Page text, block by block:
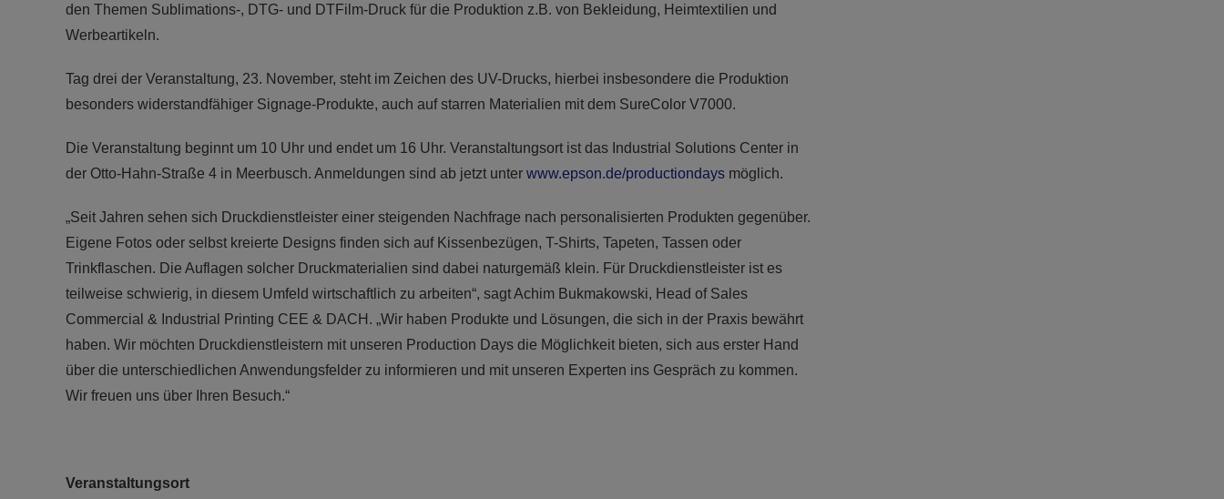
den Themen Sublimations-, DTG- und DTFilm-Druck für die Produktion z.B. von Bekleidung, Heimtextilien und
Werbeartikeln.
Tag drei der Veranstaltung, 23. November, steht im Zeichen des UV-Drucks, hierbei insbesondere die Produktion
besonders widerstandfähiger Signage-Produkte, auch auf starren Materialien mit dem SureColor V7000.
Die Veranstaltung beginnt um 10 Uhr und endet um 16 Uhr. Veranstaltungsort ist das Industrial Solutions Center in
der Otto-Hahn-Straße 4 in Meerbusch. Anmeldungen sind ab jetzt unter www.epson.de/productiondaysmöglich.
„Seit Jahren sehen sich Druckdienstleister einer steigenden Nachfrage nach personalisierten Produkten gegenüber.
Eigene Fotos oder selbst kreierte Designs finden sich auf Kissenbezügen, T-Shirts, Tapeten, Tassen oder
Trinkflaschen. Die Auflagen solcher Druckmaterialien sind dabei naturgemäß klein. Für Druckdienstleister ist es
teilweise schwierig, in diesem Umfeld wirtschaftlich zu arbeiten“, sagt Achim Bukmakowski, Head of Sales
Commercial & Industrial Printing CEE & DACH. „Wir haben Produkte und Lösungen, die sich in der Praxis bewährt
haben. Wir möchten Druckdienstleistern mit unseren Production Days die Möglichkeit bieten, sich aus erster Hand
über die unterschiedlichen Anwendungsfelder zu informieren und mit unseren Experten ins Gespräch zu kommen.
Wir freuen uns über Ihren Besuch.“
Veranstaltungsort